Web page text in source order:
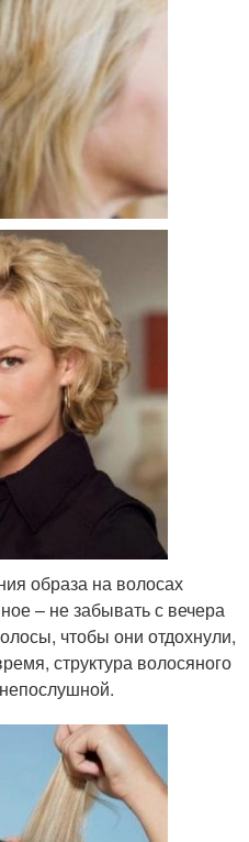
образа на волосах
– не забывать с вечера
чтобы они отдохнули,
структура волосяного